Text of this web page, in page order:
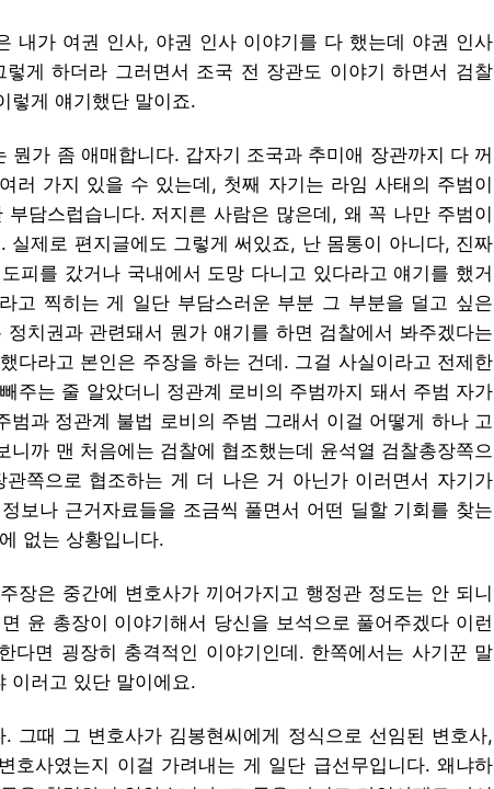
내가 여권 인사, 야권 인사 이야기를 다 했는데 야권 인사
게 하더라 그러면서 조국 전 장관도 이야기 하면서 검찰
렇게 얘기했단 말이죠.
가 좀 애매합니다. 갑자기 조국과 추미애 장관까지 다 꺼
러 가지 있을 수 있는데, 첫째 자기는 라임 사태의 주범이
담스럽습니다. 저지른 사람은 많은데, 왜 꼭 나만 주범이
실제로 편지글에도 그렇게 써있죠, 난 몸통이 아니다, 진짜
피를 갔거나 국내에서 도망 다니고 있다라고 얘기를 했거
고 찍히는 게 일단 부담스러운 부분 그 부분을 덜고 싶은
치권과 관련돼서 뭔가 얘기를 하면 검찰에서 봐주겠다는
다라고 본인은 주장을 하는 건데. 그걸 사실이라고 전제한
주는 줄 알았더니 정관계 로비의 주범까지 돼서 주범 자가
범과 정관계 불법 로비의 주범 그래서 이걸 어떻게 하나 고
니까 맨 처음에는 검찰에 협조했는데 윤석열 검찰총장쪽으
쪽으로 협조하는 게 더 나은 거 아닌가 이러면서 자기가
보나 근거자료들을 조금씩 풀면서 어떤 딜할 기회를 찾는
없는 상황입니다.
장은 중간에 변호사가 끼어가지고 행정관 정도는 안 되니
윤 총장이 이야기해서 당신을 보석으로 풀어주겠다 이런
다면 굉장히 충격적인 이야기인데. 한쪽에서는 사기꾼 말
이러고 있단 말이에요.
그때 그 변호사가 김봉현씨에게 정식으로 선임된 변호사,
호사였는지 이걸 가려내는 게 일단 급선무입니다. 왜냐하